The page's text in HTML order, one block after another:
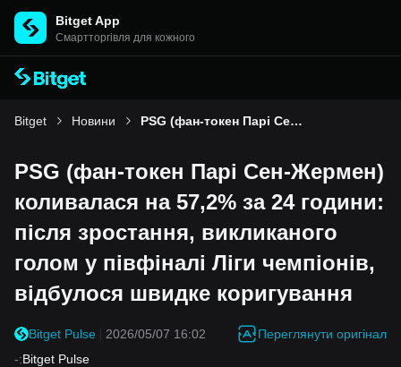
Bitget App
Cмартторгівля для кожного
Bitget Новини PSG (фан-токен Парі Сен-Жермен) коливалася на 57,2% за 24 години: після зростання, викликаного голом у півфіналі Ліги чемпіонів, відбулося швидке коригування
PSG (фан-токен Парі Сен-Жермен)
коливалася на 57,2% за 24 години:
після зростання, викликаного
голом у півфіналі Ліги чемпіонів,
відбулося швидке коригування
Bitget Pulse 2026/05/07 16:02
Переглянути оригінал
-:Bitget Pulse